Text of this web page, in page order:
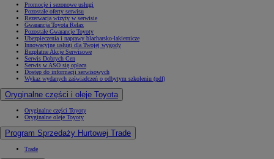
Promocje i sezonowe usługi
Pozostałe oferty serwisu
Rezerwacja wizyty w serwisie
Gwarancja Toyota Relax
Pozostałe Gwarancje Toyoty
Ubezpieczenia i naprawy blacharsko-lakiernicze
Innowacyjne usługi dla Twojej wygody
Bezpłatne Akcje Serwisowe
Serwis Dobrych Cen
Serwis w ASO się opłaca
Dostęp do informacji serwisowych
Wykaz wydanych zaświadczeń o odbytym szkoleniu (pdf)
Oryginalne części i oleje Toyota
Oryginalne części Toyoty
Oryginalne oleje Toyoty
Program Sprzedaży Hurtowej Trade
Trade